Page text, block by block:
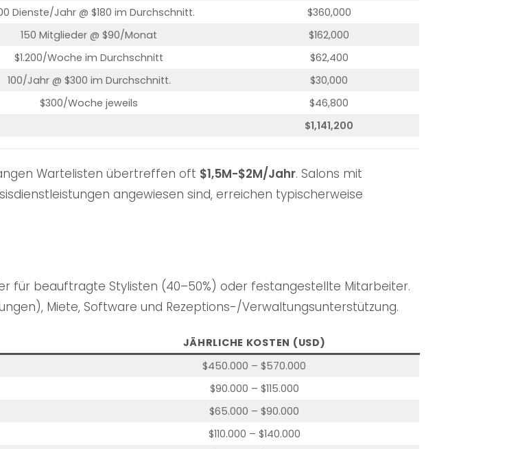
Dienste/Jahr @ $180 im Durchschnitt.
$360,000
150 Mitglieder @ $90/Monat
$162,000
$1.200/Woche im Durchschnitt
$62,400
100/Jahr @ $300 im Durchschnitt.
$30,000
$300/Woche jeweils
$46,800
$1,141,200
Wartelisten übertreffen oft $1,5M-$2M/Jahr. Salons mit
angewiesen sind, erreichen typischerweise
für beauftragte Stylisten (40–50%) oder festangestellte Mitarbeiter.
Miete, Software und Rezeptions-/Verwaltungsunterstützung.
JÄHRLICHE KOSTEN (USD)
$450.000 – $570.000
$90.000 – $115.000
$65.000 – $90.000
$110.000 – $140.000